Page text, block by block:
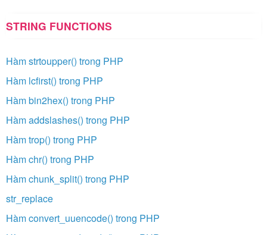
STRING FUNCTIONS
Hàm strtoupper() trong PHP
Hàm lcfirst() trong PHP
Hàm bin2hex() trong PHP
Hàm addslashes() trong PHP
Hàm trop() trong PHP
Hàm chr() trong PHP
Hàm chunk_split() trong PHP
str_replace
Hàm convert_uuencode() trong PHP